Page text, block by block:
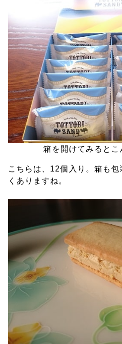
箱を開けてみるとこ
こちらは、12個入り。箱も
くありますね。